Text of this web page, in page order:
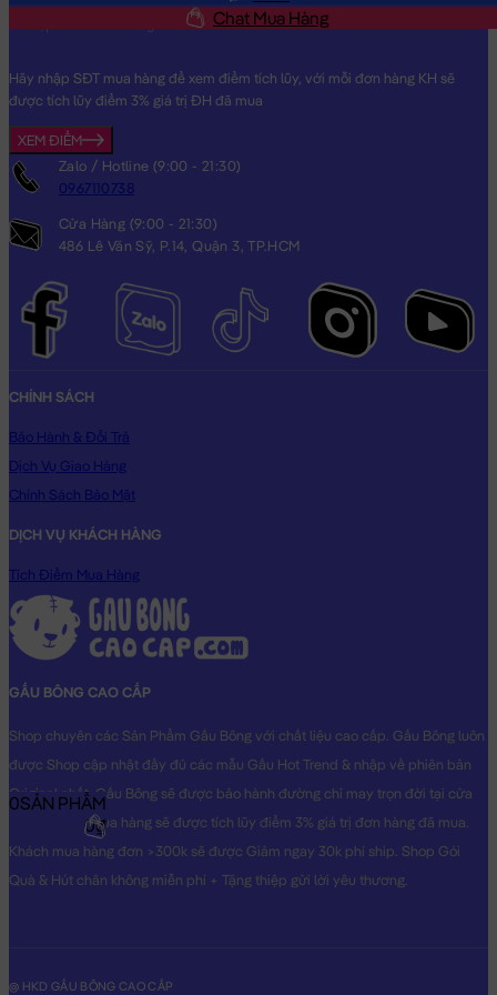
Hình ảnh Voi Bông baby mặc yếm Hồng, hình ảnh này là hình
Chat Mua Hàng
Hãy nhập SĐT mua hàng để xem điểm tích lũy, với mỗi đơn hàng KH sẽ
được tích lũy điểm 3% giá trị ĐH đã mua
XEM ĐIỂM
Zalo / Hotline (9:00 - 21:30)
0967110738
Cửa Hàng (9:00 - 21:30)
486 Lê Văn Sỹ, P.14, Quận 3, TP.HCM
CHÍNH SÁCH
Bảo Hành & Đổi Trả
Dịch Vụ Giao Hàng
Chính Sách Bảo Mật
DỊCH VỤ KHÁCH HÀNG
Tích Điểm Mua Hàng
GẤU BÔNG CAO CẤP
Shop chuyên các Sản Phẩm Gấu Bông với chất liệu cao cấp. Gấu Bông luôn
được Shop cập nhật đầy đủ các mẫu Gấu Hot Trend & nhập về phiên bản
Original nhất. Gấu Bông sẽ được bảo hành đường chỉ may trọn đời tại cửa
hàng, Khách mua hàng sẽ được tích lũy điểm 3% giá trị đơn hàng đã mua.
Khách mua hàng đơn >300k sẽ được Giảm ngay 30k phí ship. Shop Gói
Quà & Hút chân không miễn phí + Tặng thiệp gửi lời yêu thương.
@ HKD GẤU BÔNG CAO CẤP
0SẢN PHẨM
0₫